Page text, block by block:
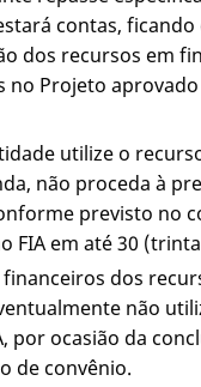
contas,
dos recursos em
no Projeto aprovado
utilize o
não proceda à
previsto no
FIA em até 30
financeiros dos
não
por ocasião da
de convênio.